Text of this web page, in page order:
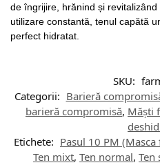
de îngrijire, hrănind și
utilizare constantă, tenul capătă
perfect hidratat.
SKU:
Categorii: Barieră
barieră compromisă, Măști
Etichete: Pasul 10 PM (Masca
Ten mixt, Ten normal, Ten